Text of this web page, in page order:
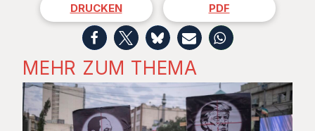
DRUCKEN PDF
MEHR ZUM THEMA